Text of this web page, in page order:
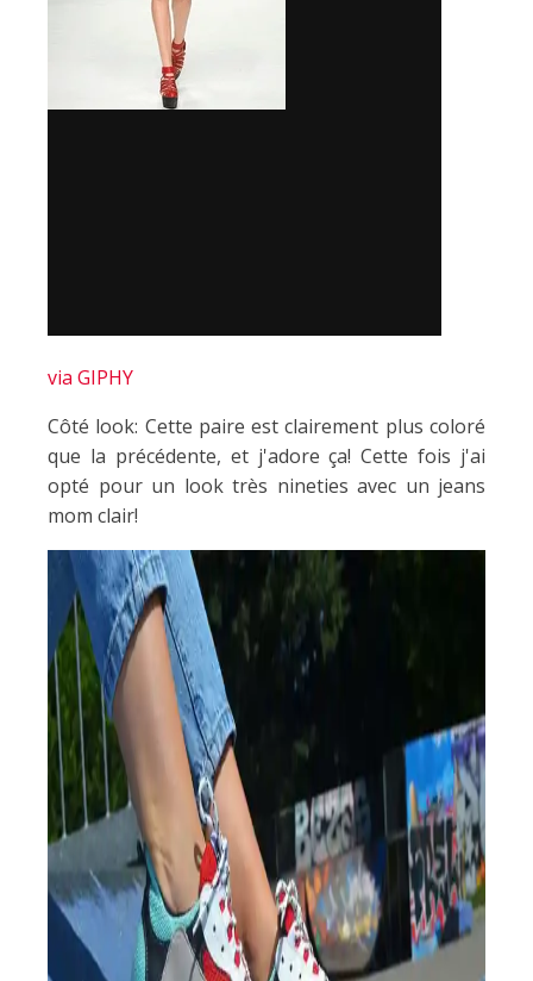
via GIPHY
Côté look: Cette paire est clairement plus coloré
que la précédente, et j'adore ça! Cette fois j'ai
opté pour un look très nineties avec un jeans
mom clair!